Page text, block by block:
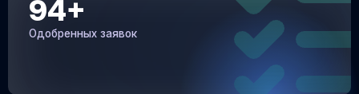
94+
Одобренных заявок